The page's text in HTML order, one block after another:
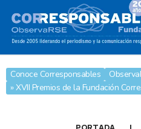
Conoce Corresponsables
» XVII Premios de la Fundación